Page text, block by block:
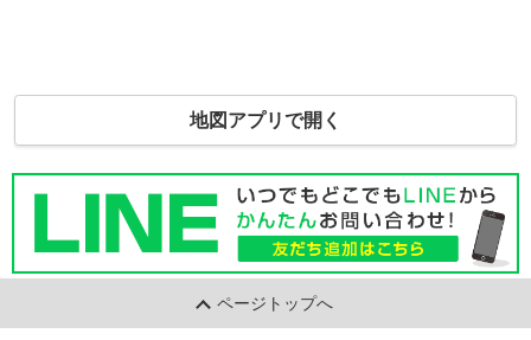
地図アプリで開く
ページトップへ